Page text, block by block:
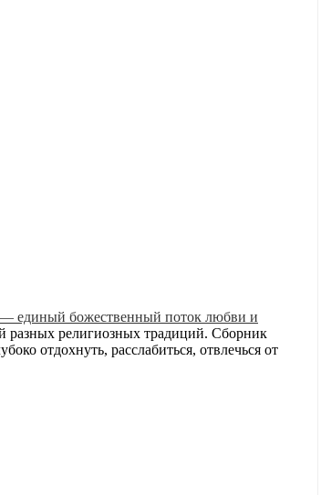
единый божественный поток любви и
разных религиозных традиций. Сборник
отдохнуть, расслабиться, отвлечься от